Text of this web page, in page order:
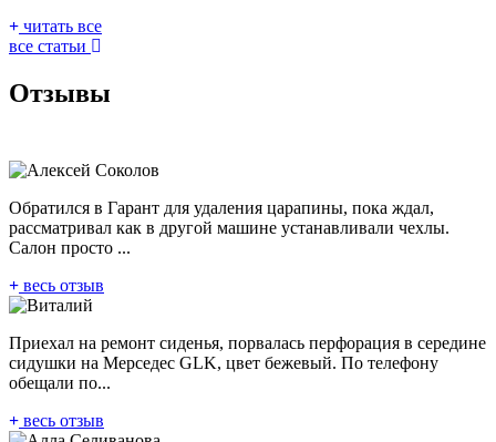
читать все
все статьи
Отзывы
Обратился в Гарант для удаления царапины, пока ждал,
рассматривал как в другой машине устанавливали чехлы.
Салон просто ...
весь отзыв
Приехал на ремонт сиденья, порвалась перфорация в середине
сидушки на Мерседес GLK, цвет бежевый. По телефону
обещали по...
весь отзыв